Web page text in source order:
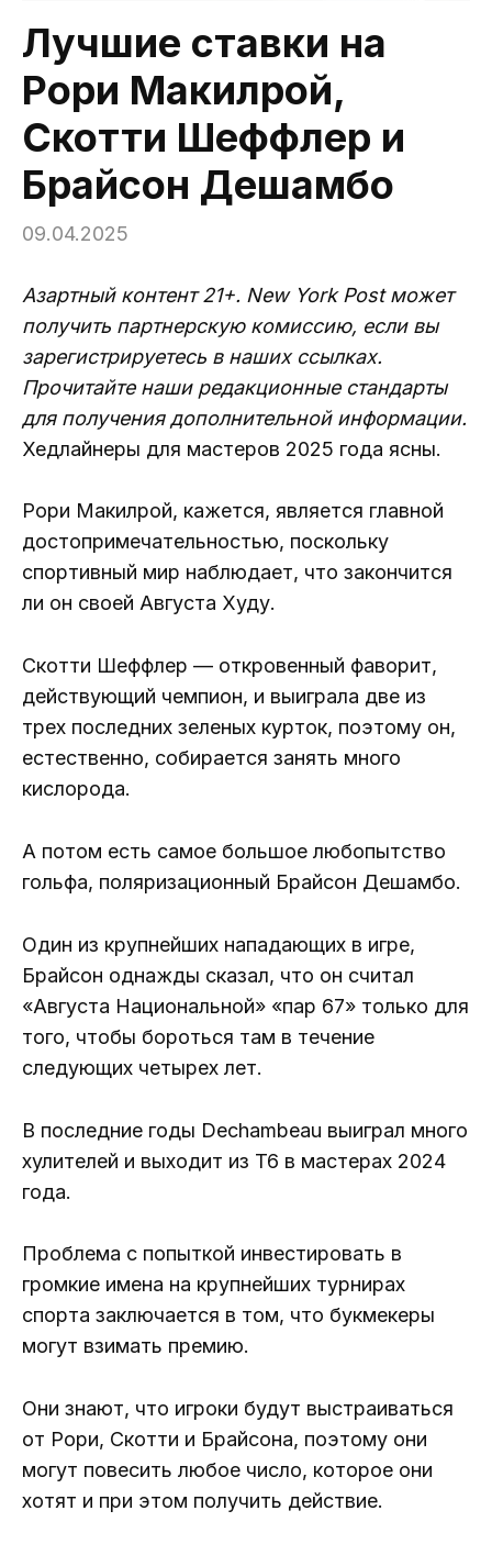
Лучшие ставки на
Рори Макилрой,
Скотти Шеффлер и
Брайсон Дешамбо
09.04.2025
Азартный контент 21+. New York Post может
получить партнерскую комиссию, если вы
зарегистрируетесь в наших ссылках.
Прочитайте наши редакционные стандарты
для получения дополнительной информации.
Хедлайнеры для мастеров 2025 года ясны.
Рори Макилрой, кажется, является главной
достопримечательностью, поскольку
спортивный мир наблюдает, что закончится
ли он своей Августа Худу.
Скотти Шеффлер — откровенный фаворит,
действующий чемпион, и выиграла две из
трех последних зеленых курток, поэтому он,
естественно, собирается занять много
кислорода.
А потом есть самое большое любопытство
гольфа, поляризационный Брайсон Дешамбо.
Один из крупнейших нападающих в игре,
Брайсон однажды сказал, что он считал
«Августа Национальной» «пар 67» только для
того, чтобы бороться там в течение
следующих четырех лет.
В последние годы Dechambeau выиграл много
хулителей и выходит из T6 в мастерах 2024
года.
Проблема с попыткой инвестировать в
громкие имена на крупнейших турнирах
спорта заключается в том, что букмекеры
могут взимать премию.
Они знают, что игроки будут выстраиваться
от Рори, Скотти и Брайсона, поэтому они
могут повесить любое число, которое они
хотят и при этом получить действие.